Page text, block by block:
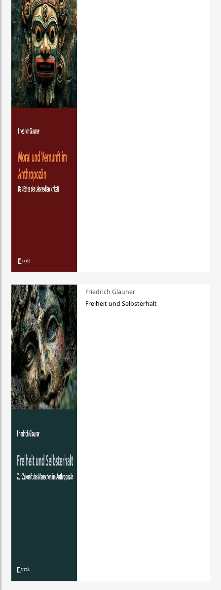
Friedrich Glauner
Freiheit und Selbsterhalt